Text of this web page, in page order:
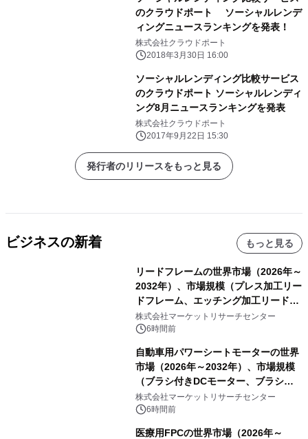
のクラウドポート ソーシャルレンデ
ィングニュースランキングを発表！
株式会社クラウドポート
2018年3月30日 16:00
ソーシャルレンディング比較サービス
のクラウドポート ソーシャルレンディ
ング8月ニュースランキングを発表
株式会社クラウドポート
2017年9月22日 15:30
発行者のリリースをもっと見る
ビジネスの新着 もっと見る
リードフレームの世界市場（2026年～
2032年）、市場規模（プレス加工リー
ドフレーム、エッチング加工リードフ
レーム）・分析レポートを発表
株式会社マーケットリサーチセンター
6時間前
自動車用パワーシートモーターの世界
市場（2026年～2032年）、市場規模
（ブラシ付きDCモーター、ブラシレ
スDCモーター）・分析レポートを発
表
株式会社マーケットリサーチセンター
6時間前
医療用FPCの世界市場（2026年～